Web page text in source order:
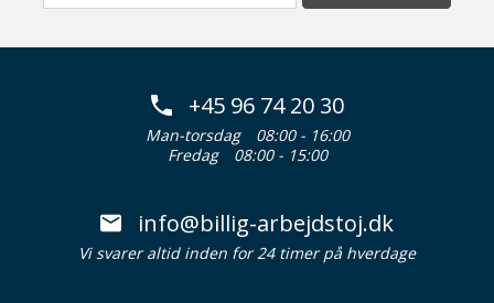
+45 96 74 20 30
Man-torsdag
08:00 - 16:00
Fredag
08:00 - 15:00
info@billig-arbejdstoj.dk
Vi svarer altid inden for 24 timer på hverdage